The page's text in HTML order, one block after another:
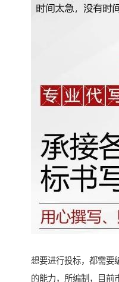
想要进行投标，都需要
的能力，所编制，目前